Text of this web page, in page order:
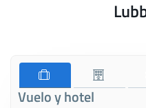
Vuelo y hotel